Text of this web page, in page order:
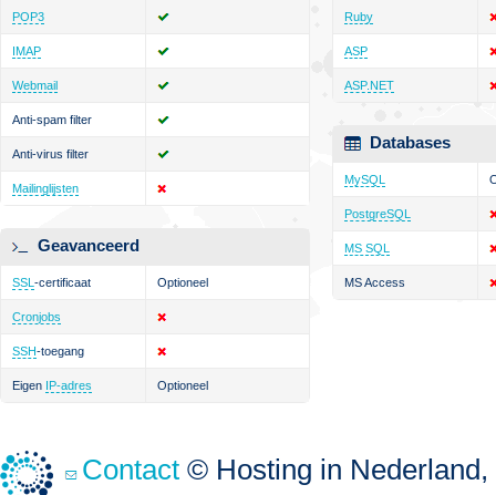
POP3
IMAP
Webmail
Anti-spam filter
Anti-virus filter
Mailinglijsten
Geavanceerd
SSL -certificaat Optioneel
Cronjobs
SSH-toegang
Eigen IP-adres Optioneel
Ruby
ASP
ASP.NET
Databases
MySQL
PostgreSQL
MS SQL
MS Access
Contact © Hosting in